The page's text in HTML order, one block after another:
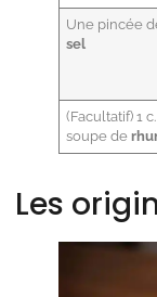
Une pincée
sel
(Facultatif) 1
soupe de
Les